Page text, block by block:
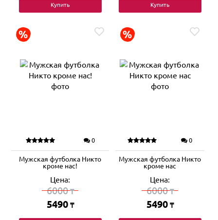
Купить Купить
0
Мужская футболка Никто
кроме нас!
Цена:
6000₸
5490 ₸
0
Мужская футболка Никто
кроме нас
Цена:
6000₸
5490 ₸